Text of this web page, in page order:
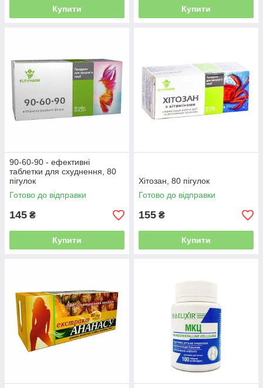
Купити Купити
90-60-90 - ефективні
таблетки для схуднення, 80
пігулок
Готово до відправки
145 ₴
Купити
Хітозан, 80 пігулок
Готово до відправки
155 ₴
Купити